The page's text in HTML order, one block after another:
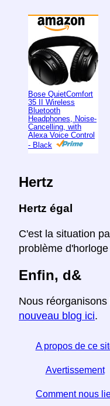
Bose QuietComfort
35 II Wireless
Bluetooth
Headphones, Noise-
Cancelling, with
Alexa Voice Control
- Black
Hertz
Hertz égal
C'est la situation
problème
Enfin, d&
Nous
nouveau blog ici.
A propos de ce
Avertissement
Comment nous